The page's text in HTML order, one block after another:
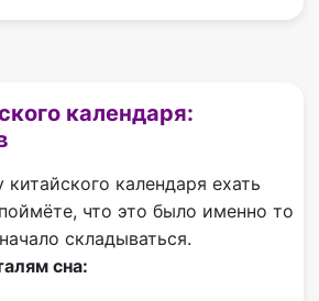
календаря:
китайского календаря ехать
что это было именно то
складываться.
сна: